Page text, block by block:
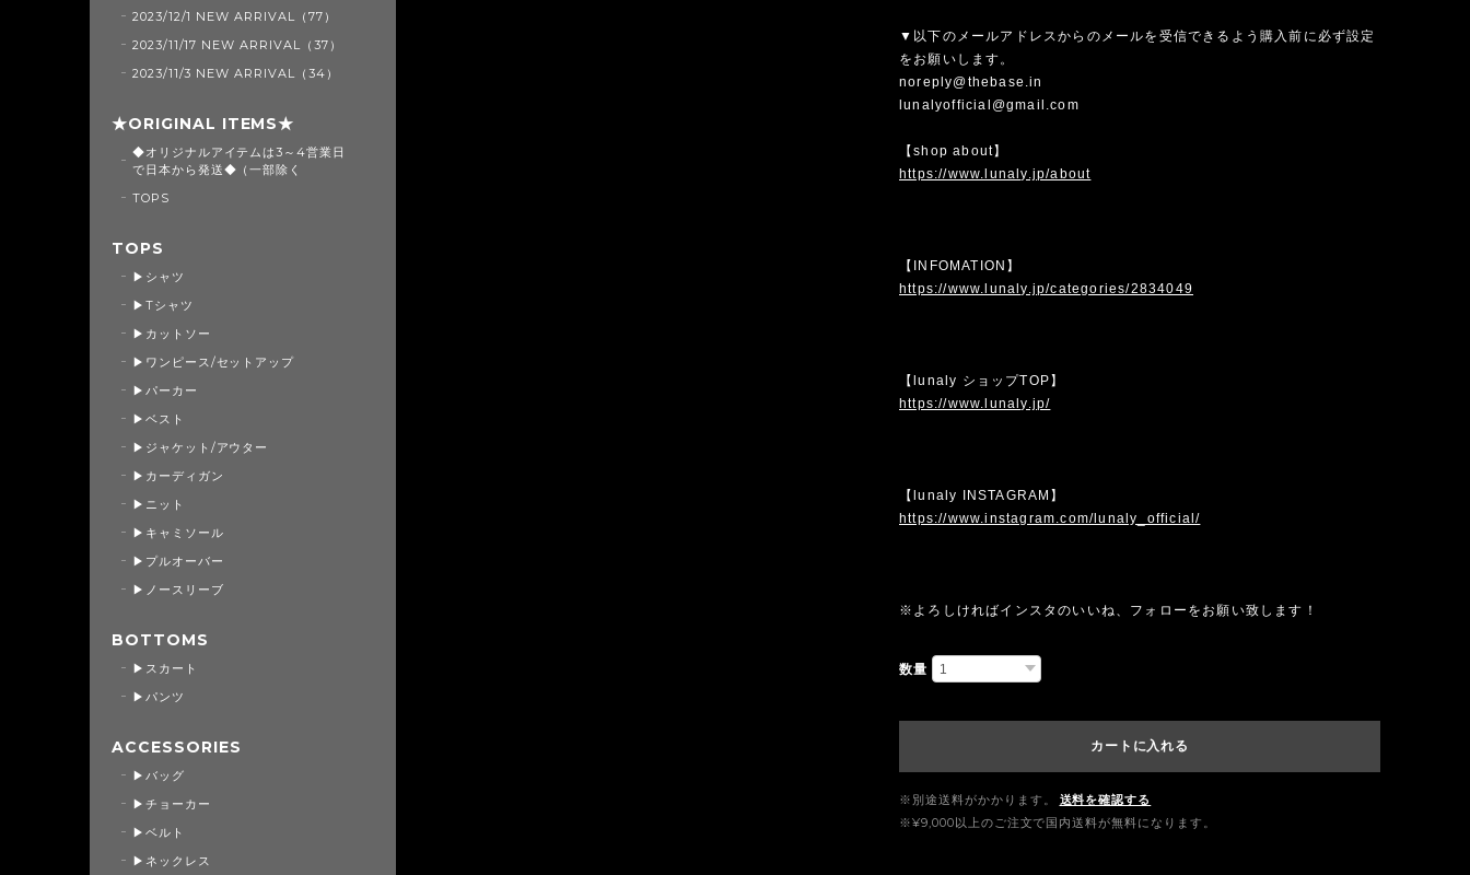
▼以下のメールアドレスからのメールを受信できるよう購入前に必ず設定
をお願いします。
noreply@thebase.in
lunalyofficial@gmail.com
【shop about】
https://www.lunaly.jp/about
【INFOMATION】
https://www.lunaly.jp/categories/2834049
【lunaly ショップTOP】
https://www.lunaly.jp/
【lunaly INSTAGRAM】
https://www.instagram.com/lunaly_official/
※よろしければインスタのいいね、フォローをお願い致します！
数量
カートに入れる
※別途送料がかかります。
送料を確認する
※¥9,000以上のご注文で国内送料が無料になります。
2023/12/1 NEW ARRIVAL（77）
2023/11/17 NEW ARRIVAL（37）
2023/11/3 NEW ARRIVAL（34）
★ORIGINAL ITEMS★
◆オリジナルアイテムは3～4営業日
で日本から発送◆（一部除く
TOPS
TOPS
▶シャツ
▶Tシャツ
▶カットソー
▶ワンピース/セットアップ
▶パーカー
▶ベスト
▶ジャケット/アウター
▶カーディガン
▶ニット
▶キャミソール
▶プルオーバー
▶ノースリーブ
BOTTOMS
▶スカート
▶パンツ
ACCESSORIES
▶バッグ
▶チョーカー
▶ベルト
▶ネックレス